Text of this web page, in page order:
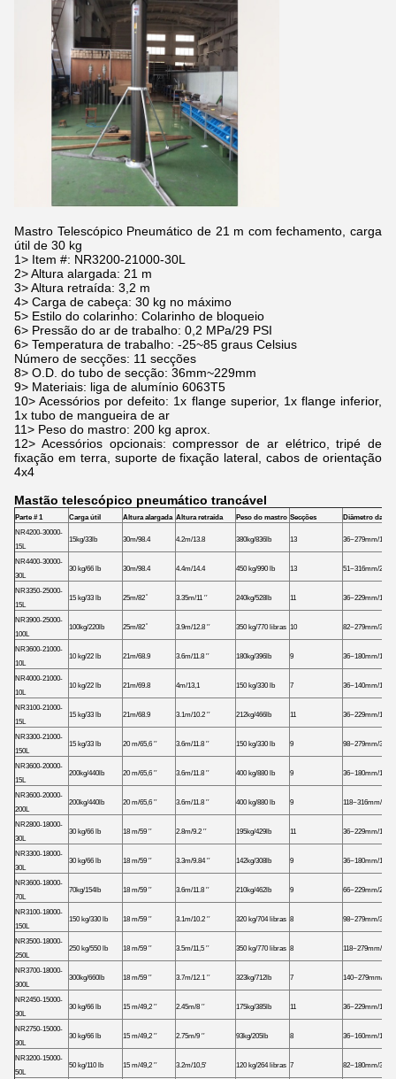
Mastro Telescópico Pneumático de 21 m com fechamento, carga
útil de 30 kg
1> Item #: NR3200-21000-30L
2> Altura alargada: 21 m
3> Altura retraída: 3,2 m
4> Carga de cabeça: 30 kg no máximo
5> Estilo do colarinho: Colarinho de bloqueio
6> Pressão do ar de trabalho: 0,2 MPa/29 PSI
6> Temperatura de trabalho: -25~85 graus Celsius
Número de secções: 11 secções
8> O.D. do tubo de secção: 36mm~229mm
9> Materiais: liga de alumínio 6063T5
10> Acessórios por defeito: 1x flange superior, 1x flange inferior,
1x tubo de mangueira de ar
11> Peso do mastro: 200 kg aprox.
12> Acessórios opcionais: compressor de ar elétrico, tripé de
fixação em terra, suporte de fixação lateral, cabos de orientação
4x4
Mastão telescópico pneumático trancável
Parte # 1 Carga útil Altura alargada Altura retraída Peso do mastro Secções
Diâmetro das
NR4200-30000-
15L
15kg/33lb 30m/98.4 4.2m/13.8 380kg/836lb 13 36~279mm/
NR4400-30000-
30L
30 kg/66 lb 30m/98.4 4.4m/14.4 450 kg/990 lb 13 51~316mm/
NR3350-25000-
15L
15 kg/33 lb 25m/82 ̊ 3.35m/11 ′′ 240kg/528lb 11 36~229mm/
NR3900-25000-
100L
100kg/220lb 25m/82 ̊ 3.9m/12.8 ′′ 350 kg/770 libras 10 82~279mm/
NR3600-21000-
10L
10 kg/22 lb 21m/68.9 3.6m/11.8 ′′ 180kg/396lb 9 36~180mm/
NR4000-21000-
10L
10 kg/22 lb 21m/69.8 4m/13,1 150 kg/330 lb 7 36~140mm/
NR3100-21000-
15L
15 kg/33 lb 21m/68.9 3.1m/10.2 ′′ 212kg/466lb 11 36~229mm/
NR3300-21000-
150L
15 kg/33 lb 20 m/65,6 ′′ 3.6m/11.8 ′′ 150 kg/330 lb 9 98~279mm/
NR3600-20000-
15L
200kg/440lb 20 m/65,6 ′′ 3.6m/11.8 ′′ 400 kg/880 lb 9 36~180mm/
NR3600-20000-
200L
200kg/440lb 20 m/65,6 ′′ 3.6m/11.8 ′′ 400 kg/880 lb 9 118~316mm/
NR2800-18000-
30L
30 kg/66 lb 18 m/59 ′′ 2.8m/9.2 ′′ 195kg/429lb 11 36~229mm/
NR3300-18000-
30L
30 kg/66 lb 18 m/59 ′′ 3.3m/9.84 ′′ 142kg/308lb 9 36~180mm/
NR3600-18000-
70L
70kg/154lb 18 m/59 ′′ 3.6m/11.8 ′′ 210kg/462lb 9 66~229mm/
NR3100-18000-
150L
150 kg/330 lb 18 m/59 ′′ 3.1m/10.2 ′′ 320 kg/704 libras 8 98~279mm/
NR3500-18000-
250L
250 kg/550 lb 18 m/59 ′′ 3.5m/11,5 ′′ 350 kg/770 libras 8 118~279mm/
NR3700-18000-
300L
300kg/660lb 18 m/59 ′′ 3.7m/12.1 ′′ 323kg/712lb 7 140~279mm/
NR2450-15000-
30L
30 kg/66 lb 15 m/49,2 ′′ 2.45m/8 ′′ 175kg/385lb 11 36~229mm/
NR2750-15000-
30L
30 kg/66 lb 15 m/49,2 ′′ 2.75m/9 ′′ 93kg/205lb 8 36~160mm/
NR3200-15000-
50L
50 kg/110 lb 15 m/49,2 ′′ 3.2m/10,5' 120 kg/264 libras 7 82~180mm/